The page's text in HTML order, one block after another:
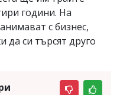
години. На
с бизнес,
да си търсят друго